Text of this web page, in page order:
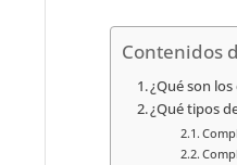
Contenidos
¿Qué son
¿Qué tipos